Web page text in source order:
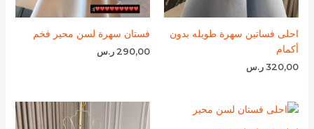
احلى فساتين سهرة طويله بدون
أكمام
320,00 ر.س
فستان سهرة لسن محير فخم
290,00 ر.س